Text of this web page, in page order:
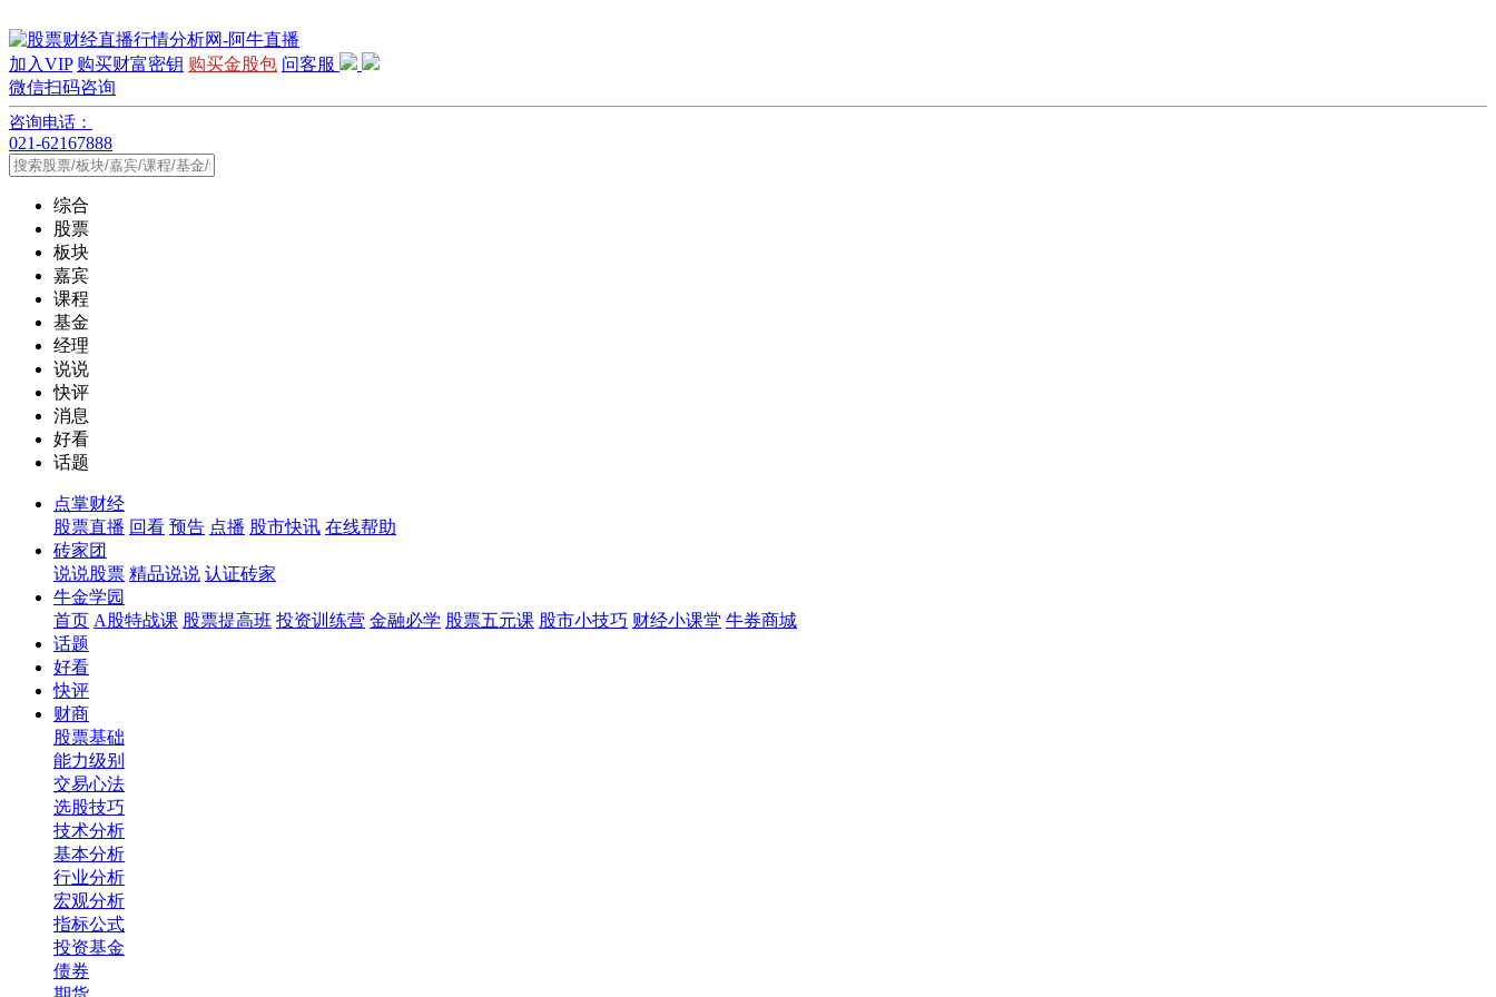
加入VIP 购买财富密钥 购买金股包 问客服
微信扫码咨询
咨询电话：
021-62167888
综合
股票
板块
嘉宾
课程
基金
经理
说说
快评
消息
好看
话题
点掌财经
股票直播 回看 预告 点播 股市快讯 在线帮助
砖家团
说说股票 精品说说 认证砖家
牛金学园
首页 A股特战课 股票提高班 投资训练营 金融必学 股票五元课 股市小技巧 财经小课堂 牛券商城
话题
好看
快评
财商
股票基础
能力级别
交易心法
选股技巧
技术分析
基本分析
行业分析
宏观分析
指标公式
投资基金
债券